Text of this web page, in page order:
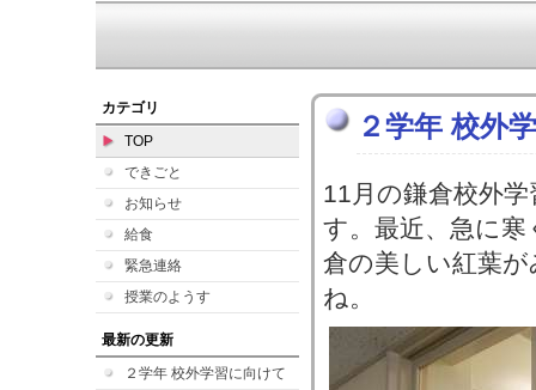
カテゴリ
TOP
できごと
お知らせ
給食
緊急連絡
授業のようす
最新の更新
２学年 校外学習に向けて
２学年 校外
11月の鎌倉校外
す。最近、急に
倉の美しい紅葉
ね。